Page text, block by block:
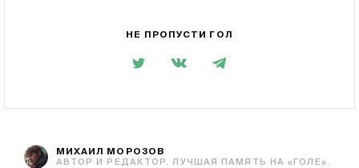
НЕ ПРОПУСТИ ГОЛ
МИХАИЛ МОРОЗОВ
АВТОР И РЕДАКТОР. ЛУЧШАЯ ПАМЯТЬ НА «ГОЛЕ».